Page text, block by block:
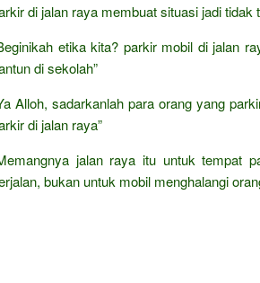
di jalan raya membuat situasi jadi tidak
etika kita? parkir mobil di jalan
di sekolah”
Alloh, sadarkanlah para orang yang
di jalan raya”
jalan raya itu untuk tempat
bukan untuk mobil menghalangi